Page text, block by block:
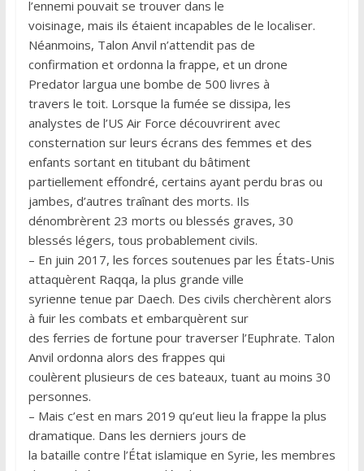
l’ennemi pouvait se trouver dans le
voisinage, mais ils étaient incapables de le localiser.
Néanmoins, Talon Anvil n’attendit pas de
confirmation et ordonna la frappe, et un drone
Predator largua une bombe de 500 livres à
travers le toit. Lorsque la fumée se dissipa, les
analystes de l’US Air Force découvrirent avec
consternation sur leurs écrans des femmes et des
enfants sortant en titubant du bâtiment
partiellement effondré, certains ayant perdu bras ou
jambes, d’autres traînant des morts. Ils
dénombrèrent 23 morts ou blessés graves, 30
blessés légers, tous probablement civils.
– En juin 2017, les forces soutenues par les États-Unis
attaquèrent Raqqa, la plus grande ville
syrienne tenue par Daech. Des civils cherchèrent alors
à fuir les combats et embarquèrent sur
des ferries de fortune pour traverser l’Euphrate. Talon
Anvil ordonna alors des frappes qui
coulèrent plusieurs de ces bateaux, tuant au moins 30
personnes.
– Mais c’est en mars 2019 qu’eut lieu la frappe la plus
dramatique. Dans les derniers jours de
la bataille contre l’État islamique en Syrie, les membres